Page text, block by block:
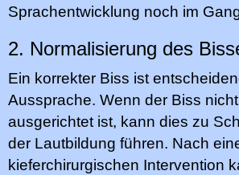
Sprachentwicklung noch im
2. Normalisierung des
Ein korrekter Biss ist
Aussprache. Wenn der Biss
ausgerichtet ist, kann dies zu
der Lautbildung führen. Nach
kieferchirurgischen Intervention